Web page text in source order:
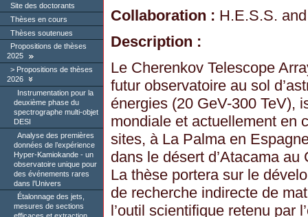
Site des doctorants
Thèses en cours
Thèses soutenues
Propositions de thèses
2025
Propositions de thèses
2026
Instrumentation pour la
deuxième phase du
spectrographe multi-objet
DESI
Analyse des premières
données de l’expérience
Hyper-Kamiokande - un
observatoire unique pour
des événements rares
dans l’Univers
Étalonnage des jets,
mesures de sections
Collaboration : H.E.S.S.
Description :
Le Cherenkov Telescope
futur observatoire au sol
énergies (20 GeV-300 TeV),
mondiale et actuellement en
sites, à La Palma en
dans le désert d’Atacama au
La thèse portera sur le
de recherche indirecte de
l’outil scientifique retenu par